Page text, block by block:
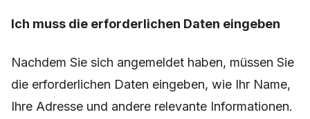
Ich muss die erforderlichen Daten eingeben
Nachdem Sie sich angemeldet haben, müssen Sie
die erforderlichen Daten eingeben, wie Ihr Name,
Ihre Adresse und andere relevante Informationen.